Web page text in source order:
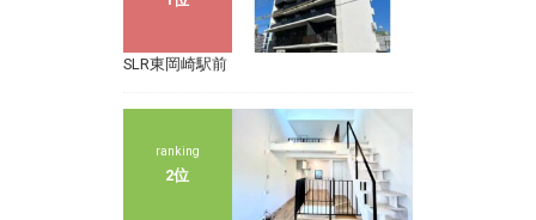
SLR東岡崎駅前
ranking
2位